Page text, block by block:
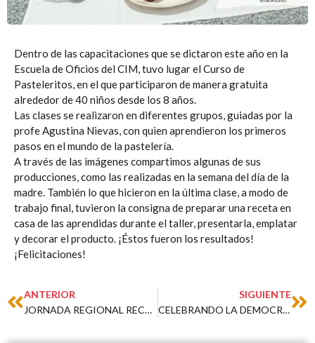
Dentro de las capacitaciones que se dictaron este año en la
Escuela de Oficios del CIM, tuvo lugar el Curso de
Pasteleritos, en el que participaron de manera gratuita
alrededor de 40 niños desde los 8 años.
Las clases se realizaron en diferentes grupos, guiadas por la
profe Agustina Nievas, con quien aprendieron los primeros
pasos en el mundo de la pastelería.
A través de las imágenes compartimos algunas de sus
producciones, como las realizadas en la semana del día de la
madre. También lo que hicieron en la última clase, a modo de
trabajo final, tuvieron la consigna de preparar una receta en
casa de las aprendidas durante el taller, presentarla, emplatar
y decorar el producto. ¡Éstos fueron los resultados!
¡Felicitaciones!
Prev
ANTERIOR
JORNADA REGIONAL RECREATIVA PARA ADULTOS MAYORES “Alegría en movimiento”
SIGUIENTE
CELEBRANDO LA DEMOCRACIA Y LA REFUNCIONALIZACIÓN DEL EDIFICIO MUNICIPAL